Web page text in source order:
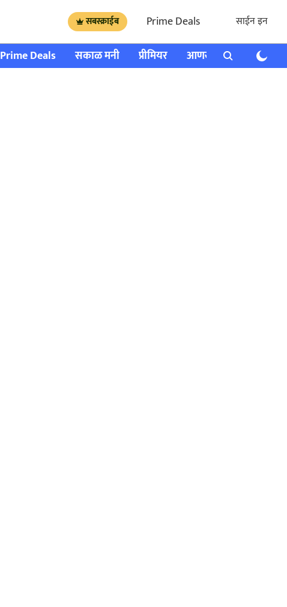
सबस्क्राईब Prime Deals साईन इन
Prime Deals सकाळ मनी प्रीमियर आणखी राशी भविष्य